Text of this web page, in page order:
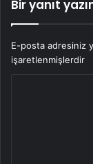
Bir yanıt
E-posta adresiniz
işaretlenmişlerdir